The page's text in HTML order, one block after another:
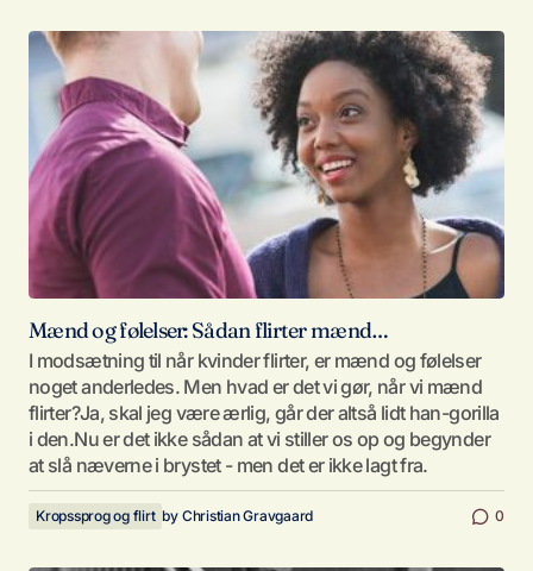
Mænd og følelser: Sådan flirter mænd…
I modsætning til når kvinder flirter, er mænd og følelser
noget anderledes. Men hvad er det vi gør, når vi mænd
flirter?Ja, skal jeg være ærlig, går der altså lidt han-gorilla
i den.Nu er det ikke sådan at vi stiller os op og begynder
at slå næverne i brystet - men det er ikke lagt fra.
Kropssprog og flirt by Christian Gravgaard 0